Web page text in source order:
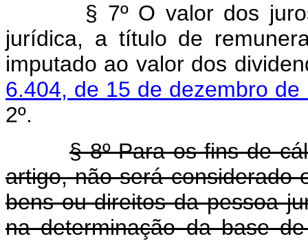
§ 7º O valor dos
jurídica, a título de
imputado ao valor dos
6.404, de 15 de dezembro de
2º.
§ 8º Para os fins de
artigo, não será considerado
bens ou direitos da pessoa
na determinação da base